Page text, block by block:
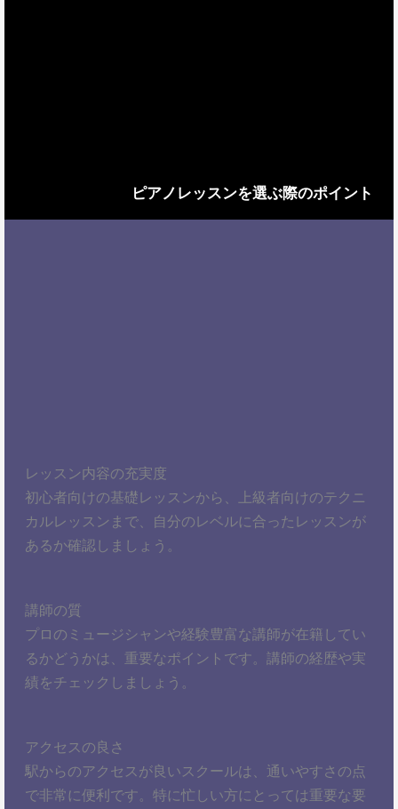
ピアノレッスンを選ぶ際のポイント
レッスン内容の充実度
初心者向けの基礎レッスンから、上級者向けのテクニ
カルレッスンまで、自分のレベルに合ったレッスンが
あるか確認しましょう。
講師の質
プロのミュージシャンや経験豊富な講師が在籍してい
るかどうかは、重要なポイントです。講師の経歴や実
績をチェックしましょう。
アクセスの良さ
駅からのアクセスが良いスクールは、通いやすさの点
で非常に便利です。特に忙しい方にとっては重要な要